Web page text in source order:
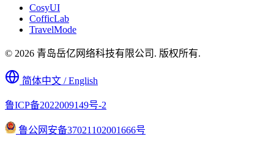
CosyUI
CofficLab
TravelMode
© 2026 青岛岳亿网络科技有限公司. 版权所有.
简体中文 / English
鲁ICP备2022009149号-2
鲁公网安备37021102001666号